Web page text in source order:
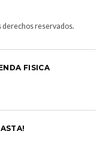
derechos reservados.
FISICA